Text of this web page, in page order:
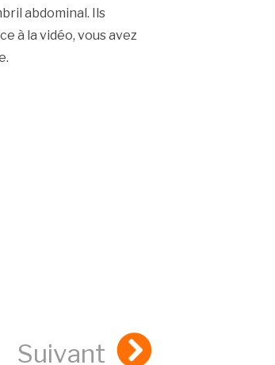
abdominal. Ils
à la vidéo, vous avez
Suivant